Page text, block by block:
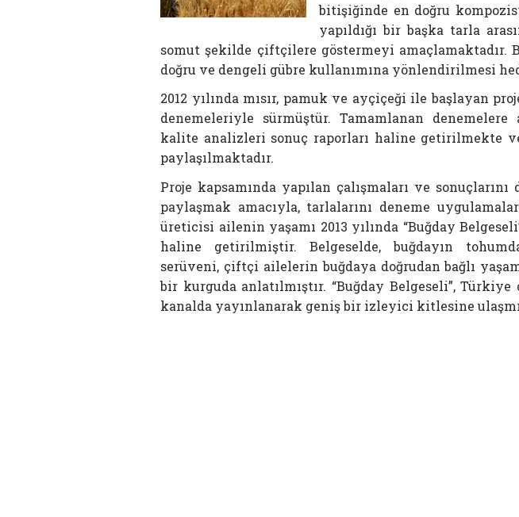
bitişiğinde en doğru
yapıldığı bir başka tarla
somut şekilde çiftçilere göstermeyi amaçlamaktadır.
doğru ve dengeli gübre kullanımına yönlendirilmesi
2012 yılında mısır, pamuk ve ayçiçeği ile başlayan
denemeleriyle sürmüştür. Tamamlanan
kalite analizleri sonuç raporları haline getirilmekte
paylaşılmaktadır.
Proje kapsamında yapılan çalışmaları ve
paylaşmak amacıyla, tarlalarını deneme
üreticisi ailenin yaşamı 2013 yılında “Buğday
haline getirilmiştir. Belgeselde, buğdayın
serüveni, çiftçi ailelerin buğdaya doğrudan bağlı
bir kurguda anlatılmıştır. “Buğday Belgeseli”,
kanalda yayınlanarak geniş bir izleyici kitlesine